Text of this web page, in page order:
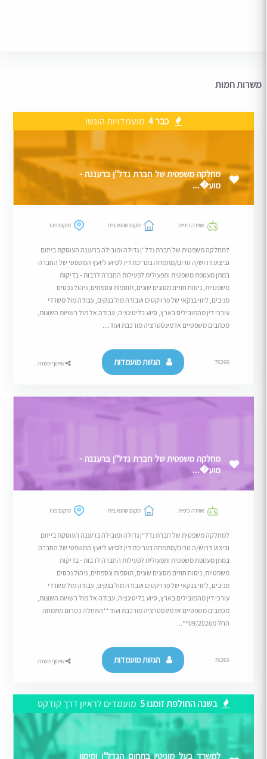
משרות חמות
כבר 4 מועמדויות הוגשו
מחלקה משפטית של חברת נדל"ן ברעננה -
מוע�...
אווירה כיפית מקום שהוא בית מיקום פגז
למחלקה משפטית של חברת נדל"ן גדולה ומובילה ברעננה העוסקת בייזום
וביצוע דרוש/ה טרום/מתמחה בעריכת דין לסיוע ליועץ המשפטי של החברה
במתן מעטפת משפטית ותפעולית לפעילות החברה לרבות - בדיקות
משפטיות, ניסוח חוזים מסוגים שונים, תוספות ונספחים, ניהול נכסים
מניבים, ליווי בנקאי של פרויקטים ועבודה מול בנקים, עבודה מול משרדי
עורכי דין מהמובילים בארץ, סיוע בליטיגציה, עבודה אל מול רשויות השונות,
מכתבים משפטיים אדמינסטרציה מורכבת ועוד....
76266 הגשת מועמדות שיתוף משרה
מחלקה משפטית של חברת נדל"ן ברעננה -
מוע�...
אווירה כיפית מקום שהוא בית מיקום פגז
למחלקה משפטית של חברת נדל"ן גדולה ומובילה ברעננה העוסקת בייזום
וביצוע דרוש/ה טרום/מתמחה בעריכת דין לסיוע ליועץ המשפטי של החברה
במתן מעטפת משפטית ותפעולית לפעילות החברה לרבות - בדיקות
משפטיות, ניסוח חוזים מסוגים שונים, תוספות ונספחים, ניהול נכסים
מניבים, ליווי בנקאי של פרויקטים ועבודה מול בנקים, עבודה מול משרדי
עורכי דין מהמובילים בארץ, סיוע בליטיגציה, עבודה אל מול רשויות השונות,
מכתבים משפטיים אדמינסטרציה מורכבת ועוד.**התחלה כטרום מתמחה
החל מ09/2026**...
76265 הגשת מועמדות שיתוף משרה
בשנה החולפת זומנו 5 מועמדים לראיון דרך קודקס
למשרד בעל מוניטין בתחום הנדל"ן ומימון